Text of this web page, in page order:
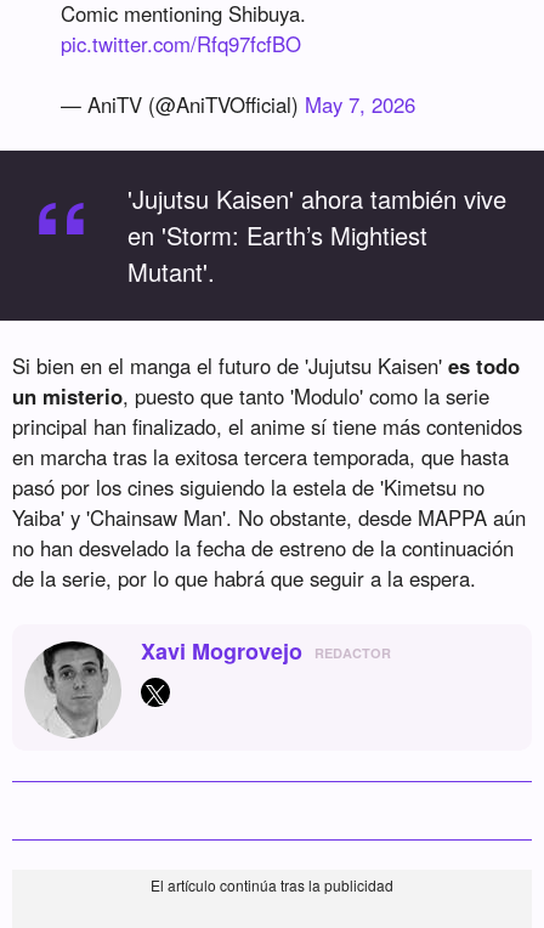
Comic mentioning Shibuya.
pic.twitter.com/Rfq97fcfBO
— AniTV (@AniTVOfficial) May 7, 2026
“
'Jujutsu Kaisen' ahora también vive
en 'Storm: Earth’s Mightiest
Mutant'.
Si bien en el manga el futuro de 'Jujutsu Kaisen'es todo
un misterio, puesto que tanto 'Modulo' como la serie
principal han finalizado, el anime sí tiene más contenidos
en marcha tras la exitosa tercera temporada, que hasta
pasó por los cines siguiendo la estela de 'Kimetsu no
Yaiba' y 'Chainsaw Man'. No obstante, desde MAPPA aún
no han desvelado la fecha de estreno de la continuación
de la serie, por lo que habrá que seguir a la espera.
Xavi Mogrovejo REDACTOR